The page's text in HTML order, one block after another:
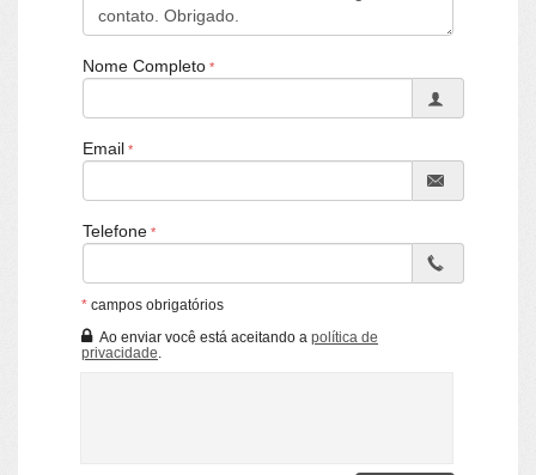
Nome Completo
Email
Telefone
* campos obrigatórios
Ao enviar você está aceitando a política de
privacidade